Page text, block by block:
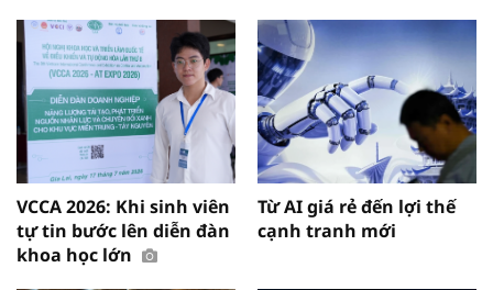
VCCA 2026: Khi sinh viên
tự tin bước lên diễn đàn
khoa học lớn
Từ AI giá rẻ đến lợi thế
cạnh tranh mới